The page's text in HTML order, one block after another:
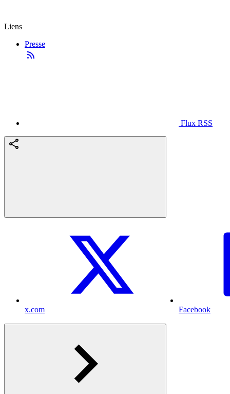
Liens
Presse
Flux RSS
x.com Facebook